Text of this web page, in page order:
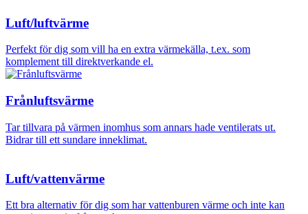
Luft/luftvärme
Perfekt för dig som vill ha en extra värmekälla, t.ex. som
komplement till direktverkande el.
Frånluftsvärme
Tar tillvara på värmen inomhus som annars hade ventilerats ut.
Bidrar till ett sundare inneklimat.
Luft/vattenvärme
Ett bra alternativ för dig som har vattenburen värme och inte kan